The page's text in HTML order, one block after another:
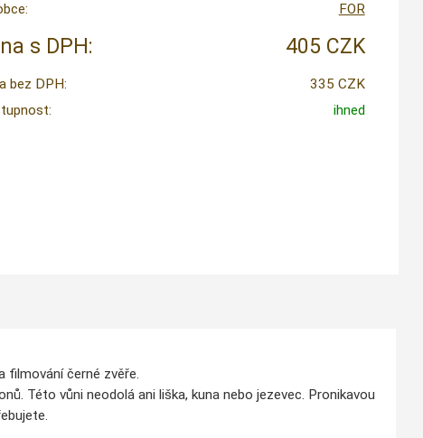
FOR
s DPH: 405 CZK
bez DPH:
335 CZK
ihned
filmování černé zvěře.
Této vůni neodolá ani liška, kuna nebo jezevec. Pronikavou